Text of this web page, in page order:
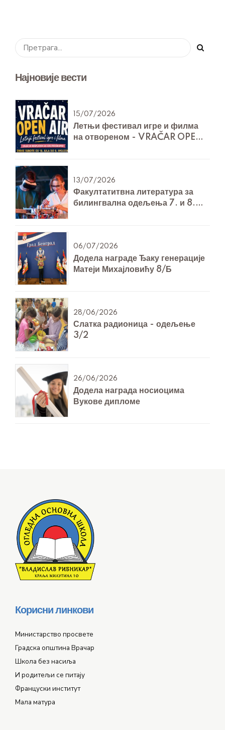
Најновије вести
15/07/2026
Летњи фестивал игре и филма
на отвореном - VRAČAR OPEN
13/07/2026
Факултатитвна литература за
билингвална одељења 7. и 8.
06/07/2026
Додела награде Ђаку генерације
Матеји Михајловићу 8/Б
28/06/2026
Слатка радионица - одељење
3/2
26/06/2026
Додела награда носиоцима
Вукове дипломе
Корисни линкови
Министарство просвете
Градска општина Врачар
Школа без насиља
И родитељи се питају
Француски институт
Мала матура